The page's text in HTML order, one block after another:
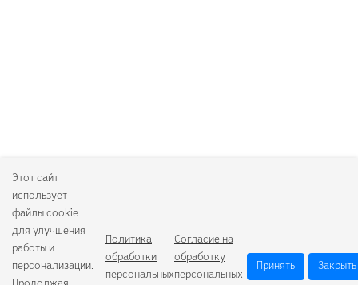
Этот сайт
использует
файлы cookie
для улучшения
работы и
персонализации.
Политика
обработки
персональных
Согласие на
обработку
персональных
Принять Закрыть